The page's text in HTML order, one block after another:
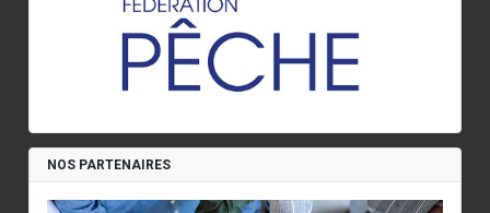
NOS PARTENAIRES